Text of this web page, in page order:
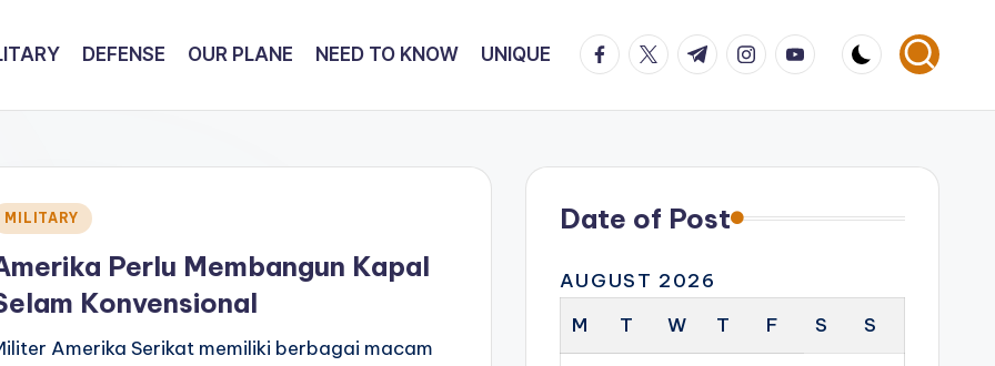
DEFENSE OUR PLANE NEED TO KNOW UNIQUE facebook.com
twitter.com
t.me instagram.com
youtube.com
MILITARY
Perlu Membangun Kapal
Konvensional
Amerika Serikat memiliki berbagai macam
Date of Post
AUGUST 2026
M
T W T F S S